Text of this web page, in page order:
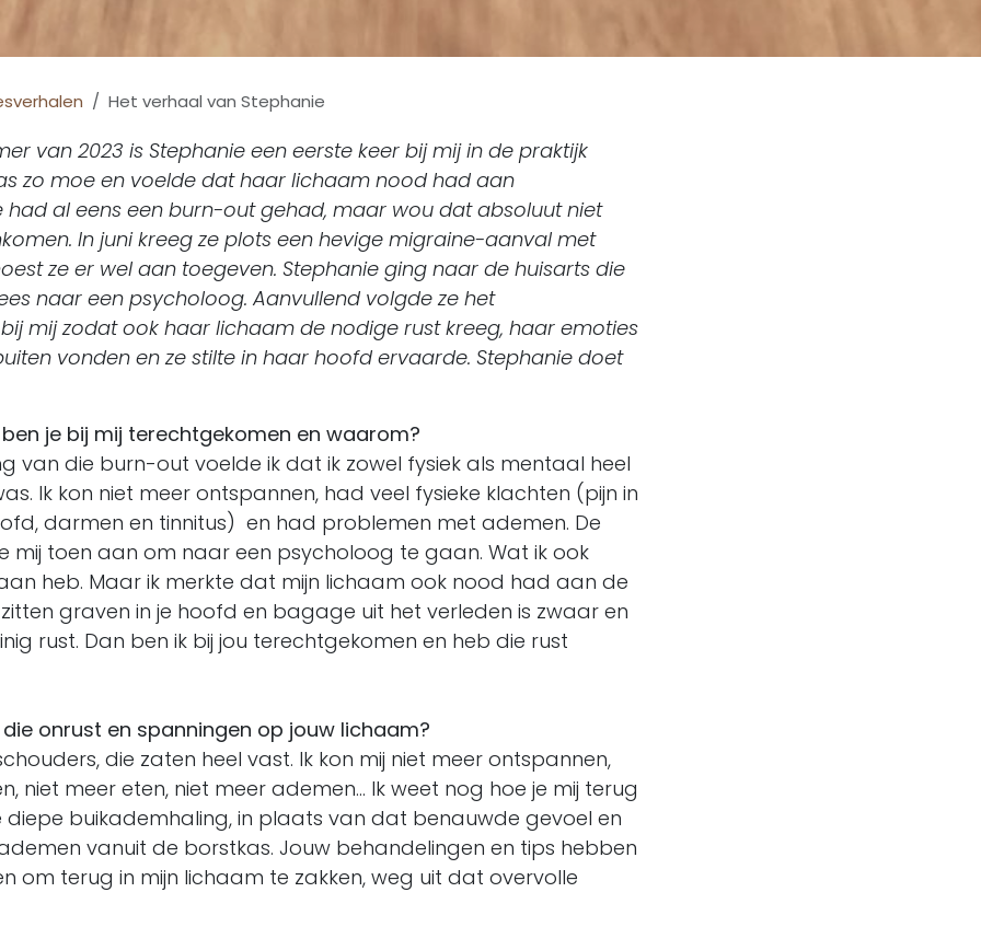
Het verhaal van Stephanie
van 2023 is Stephanie een eerste keer bij mij in de praktijk
zo moe en voelde dat haar lichaam nood had aan
had al eens een burn-out gehad, maar wou dat absoluut niet
In juni kreeg ze plots een hevige migraine-aanval met
ze er wel aan toegeven. Stephanie ging naar de huisarts die
naar een psycholoog. Aanvullend volgde ze het
mij zodat ook haar lichaam de nodige rust kreeg, haar emoties
vonden en ze stilte in haar hoofd ervaarde. Stephanie doet
je bij mij terechtgekomen en waarom?
van die burn-out voelde ik dat ik zowel fysiek als mentaal heel
Ik kon niet meer ontspannen, had veel fysieke klachten (pijn in
darmen en tinnitus) en had problemen met ademen. De
mij toen aan om naar een psycholoog te gaan. Wat ik ook
heb. Maar ik merkte dat mijn lichaam ook nood had aan de
graven in je hoofd en bagage uit het verleden is zwaar en
rust. Dan ben ik bij jou terechtgekomen en heb die rust
onrust en spanningen op jouw lichaam?
die zaten heel vast. Ik kon mij niet meer ontspannen,
niet meer eten, niet meer ademen… Ik weet nog hoe je mij terug
buikademhaling, in plaats van dat benauwde gevoel en
vanuit de borstkas. Jouw behandelingen en tips hebben
om terug in mijn lichaam te zakken, weg uit dat overvolle